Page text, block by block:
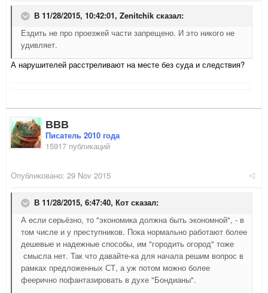
В 11/28/2015, 10:42:01, Zenitchik сказал:
Ездить не про проезжей части запрещено. И это никого не
удивляет.
А нарушителей расстреливают на месте без суда и следствия?
ВВВ
Писатель 2010 года
15917 публикаций
Опубликовано: 29 Nov 2015
В 11/28/2015, 6:47:40, Кот сказал:
А если серьёзно, то "экономика должна быть экономной", - в
том числе и у преступников. Пока нормально работают более
дешевые и надежные способы, им "городить огород" тоже
смысла нет. Так что давайте-ка для начала решим вопрос в
рамках предложенных СТ, а уж потом можно более
феерично пофантазировать в духе "Бондианы".